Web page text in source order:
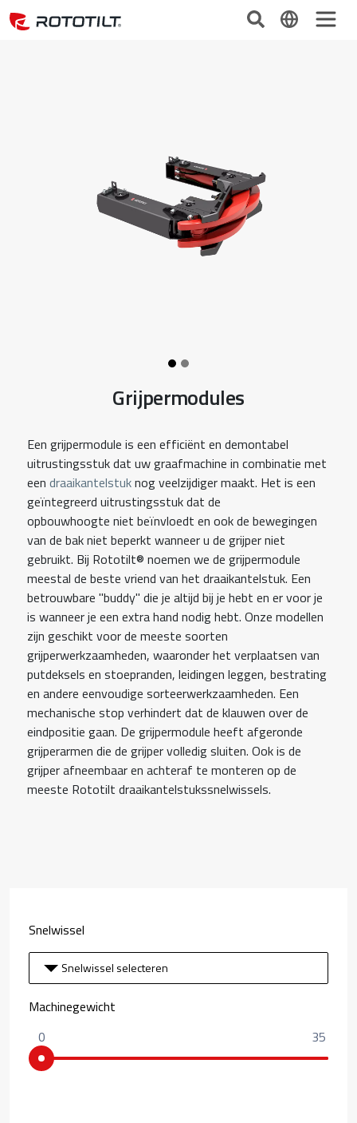
Grijpermodules
Een grijpermodule is een efficiënt en demontabel
uitrustingsstuk dat uw graafmachine in combinatie met
eendraaikantelstuknog veelzijdiger maakt. Het is een
geïntegreerd uitrustingsstuk dat de
opbouwhoogte niet beïnvloedt en ook de bewegingen
van de bak niet beperkt wanneer u de grijper niet
gebruikt. Bij Rototilt® noemen we de grijpermodule
meestal de beste vriend van het draaikantelstuk. Een
betrouwbare "buddy" die je altijd bij je hebt en er voor je
is wanneer je een extra hand nodig hebt. Onze modellen
zijn geschikt voor de meeste soorten
grijperwerkzaamheden, waaronder het verplaatsen van
putdeksels en stoepranden, leidingen leggen, bestrating
en andere eenvoudige sorteerwerkzaamheden. Een
mechanische stop verhindert dat de klauwen over de
eindpositie gaan. De grijpermodule heeft afgeronde
grijperarmen die de grijper volledig sluiten. Ook is de
grijper afneembaar en achteraf te monteren op de
meeste Rototilt draaikantelstukssnelwissels.
Snelwissel
Snelwissel selecteren
Machinegewicht
35
0